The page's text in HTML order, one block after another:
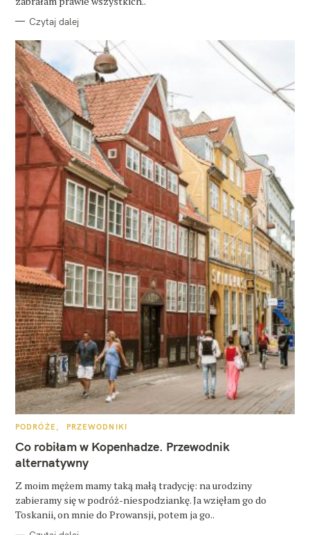
Czytaj dalej
K
T
E
G
O
I
E
PODRÓŻE PRZEWODNIKI
Co robiłam w Kopenhadze. Przewodnik
alternatywny
Z moim mężem mamy taką małą tradycję: na urodziny
zabieramy się w podróż-niespodziankę. Ja wzięłam go do
Toskanii, on mnie do Prowansji, potem ja go..